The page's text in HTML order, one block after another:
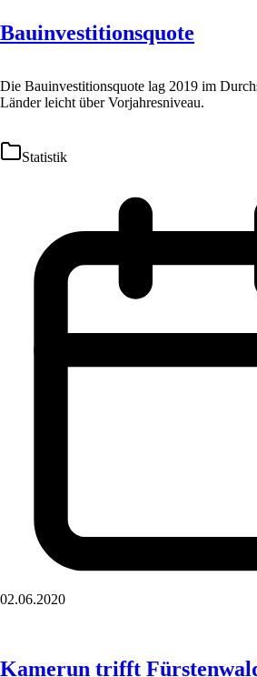
Bauinvestitionsquote
Die Bauinvestitionsquote lag 2019 im
Länder leicht über Vorjahresniveau.
Statistik
02.06.2020
Kamerun trifft